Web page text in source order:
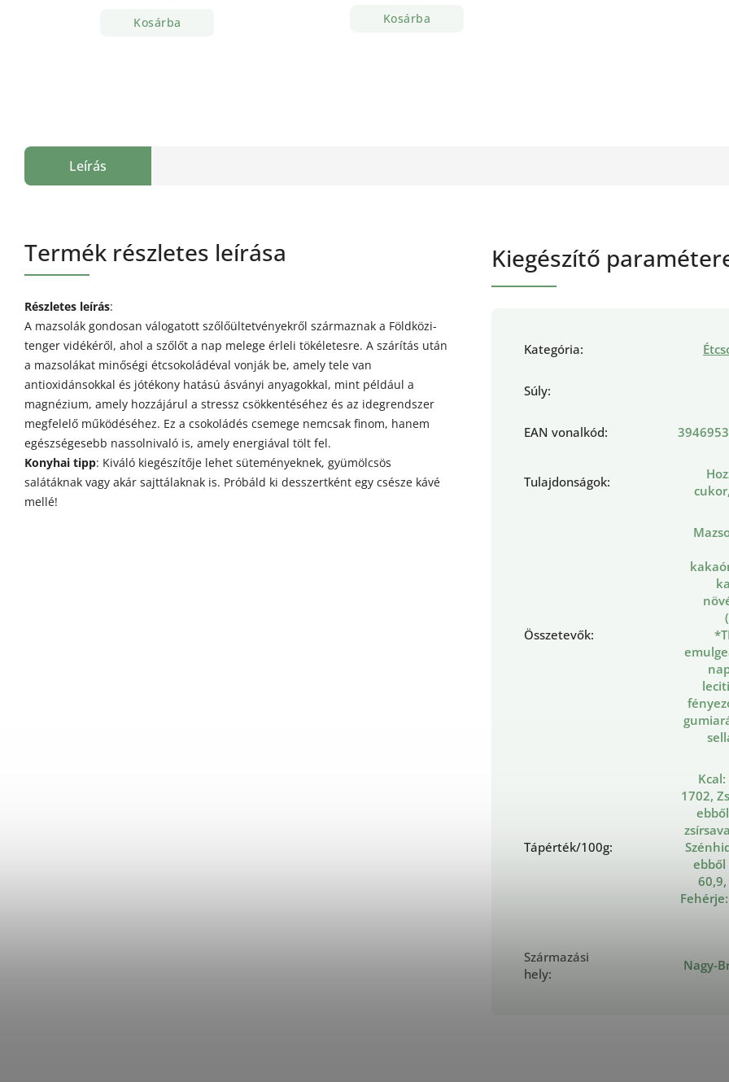
Kosárba Kosárba
Leírás
Termék részletes leírása
Részletes leírás:
A mazsolák gondosan válogatott szőlőültetvényekről származnak a Földközi-
tenger vidékéről, ahol a szőlőt a nap melege érleli tökéletesre. A szárítás után
a mazsolákat minőségi étcsokoládéval vonják be, amely tele van
antioxidánsokkal és jótékony hatású ásványi anyagokkal, mint például a
magnézium, amely hozzájárul a stressz csökkentéséhez és az idegrendszer
megfelelő működéséhez. Ez a csokoládés csemege nemcsak finom, hanem
egészségesebb nassolnivaló is, amely energiával tölt fel.
Konyhai tipp: Kiváló kiegészítője lehet süteményeknek, gyümölcsös
salátáknak vagy akár sajttálaknak is. Próbáld ki desszertként egy csésze kávé
mellé!
Kiegészítő
Kategória:
Súly:
EAN vonalkód:
Tulajdonságok:
Összetevők:
Tápérték/100g:
Kcal:
1702,
Származási
hely:
Nagy-